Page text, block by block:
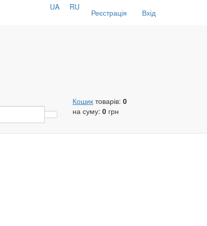
Реєстрація Вхід
UA RU
Кошик товарів: 0
на суму: 0 грн